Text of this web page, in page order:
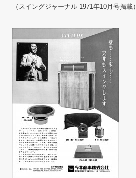
（スイングジャーナル 1971年10月号掲載）